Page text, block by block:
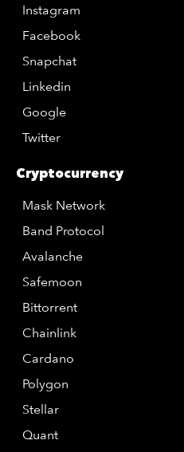
Instagram
Facebook
Snapchat
Linkedin
Google
Twitter
Cryptocurrency
Mask Network
Band Protocol
Avalanche
Safemoon
Bittorrent
Chainlink
Cardano
Polygon
Stellar
Quant